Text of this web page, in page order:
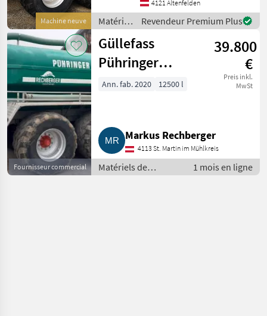
Machine neuve
Schnellkuppler links 25
km/h Typenschein
Druckluftbremse mit ALB
Regler
4121 Altenfelden
Matériels
de
fertilisation
et
irrigation
Revendeur Premium Plus
Fournisseur commercial
Güllefass
Pühringer
Pumpfass
39.800
€
Preis inkl.
MwSt
Ann. fab. 2020 12500 l
Markus Rechberger
4113 St. Martin im Mühlkreis
Matériels de
fertilisation et
1 mois en ligne